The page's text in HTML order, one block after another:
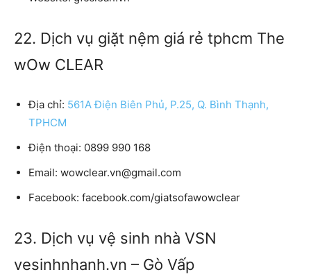
22. Dịch vụ giặt nệm giá rẻ tphcm The
wOw CLEAR
Địa chỉ: 561A Điện Biên Phủ, P.25, Q. Bình Thạnh,
TPHCM
Điện thoại: 0899 990 168
Email: wowclear.vn@gmail.com
Facebook: facebook.com/giatsofawowclear
23. Dịch vụ vệ sinh nhà VSN
vesinhnhanh.vn – Gò Vấp